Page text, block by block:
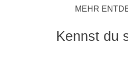
MEHR
Kennst du